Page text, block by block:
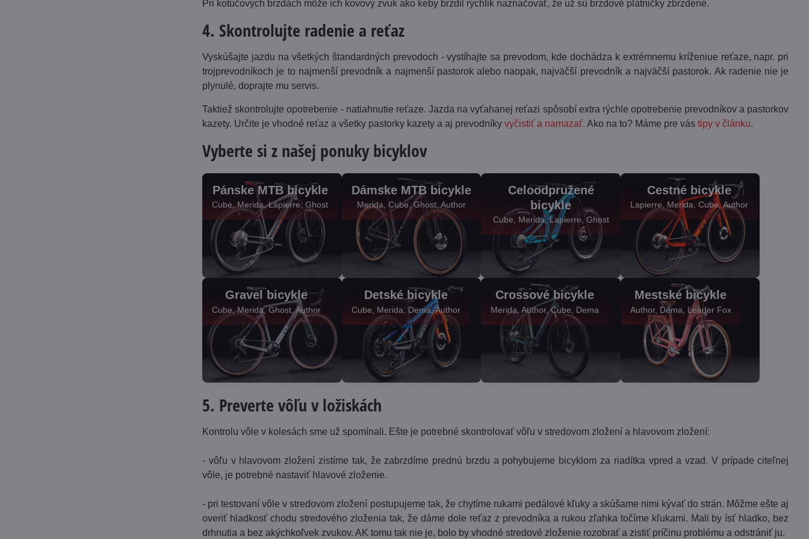
Pri kotúčových brzdách môže ich kovový zvuk ako keby brzdil rýchlik naznačovať, že už sú brzdové platničky zbrzdené.
4. Skontrolujte radenie a reťaz
Vyskúšajte jazdu na všetkých štandardných prevodoch - vystíhajte sa prevodom, kde dochádza k extrémnemu kríženiue reťaze, napr. pri
trojprevodníkoch je to najmenší prevodník a najmenší pastorok alebo naopak, najväčší prevodník a najväčší pastorok. Ak radenie nie je
plynulé, doprajte mu servis.
Taktiež skontrolujte opotrebenie - natiahnutie reťaze. Jazda na vyťahanej reťazi spôsobí extra rýchle opotrebenie prevodníkov a pastorkov
kazety. Určite je vhodné reťaz a všetky pastorky kazety a aj prevodníkyvyčistiť a namazať. Ako na to? Máme pre vástipy v článku.
Vyberte si z našej ponuky bicyklov
Pánske MTB bicykle
Cube, Merida, Lapierre, Ghost
Dámske MTB bicykle
Merida, Cube, Ghost, Author
Celoodpružené
bicykle
Cube, Merida, Lapierre, Ghost
Cestné bicykle
Lapierre, Merida, Cube, Author
Gravel bicykle
Cube, Merida, Ghost, Author
Detské bicykle
Cube, Merida, Dema, Author
Crossové bicykle
Merida, Author, Cube, Dema
Mestské bicykle
Author, Dema, Leader Fox
5. Preverte vôľu v ložiskách
Kontrolu vôle v kolesách sme už spomínali. Ešte je potrebné skontrolovať vôľu v stredovom zložení a hlavovom zložení:
- vôľu v hlavovom zložení zistíme tak, že zabrzdíme prednú brzdu a pohybujeme bicyklom za riadítka vpred a vzad. V prípade citeľnej
vôle, je potrebné nastaviť hlavové zloženie.
- pri testovaní vôle v stredovom zložení postupujeme tak, že chytíme rukami pedálové kľuky a skúšame nimi kývať do strán. Môžme ešte aj
overiť hladkosť chodu stredového zloženia tak, že dáme dole reťaz z prevodníka a rukou zľahka točíme kľukami. Mali by ísť hladko, bez
drhnutia a bez akýchkoľvek zvukov. AK tomu tak nie je, bolo by vhodné stredové zloženie rozobrať a zistiť príčinu problému a odstrániť ju.